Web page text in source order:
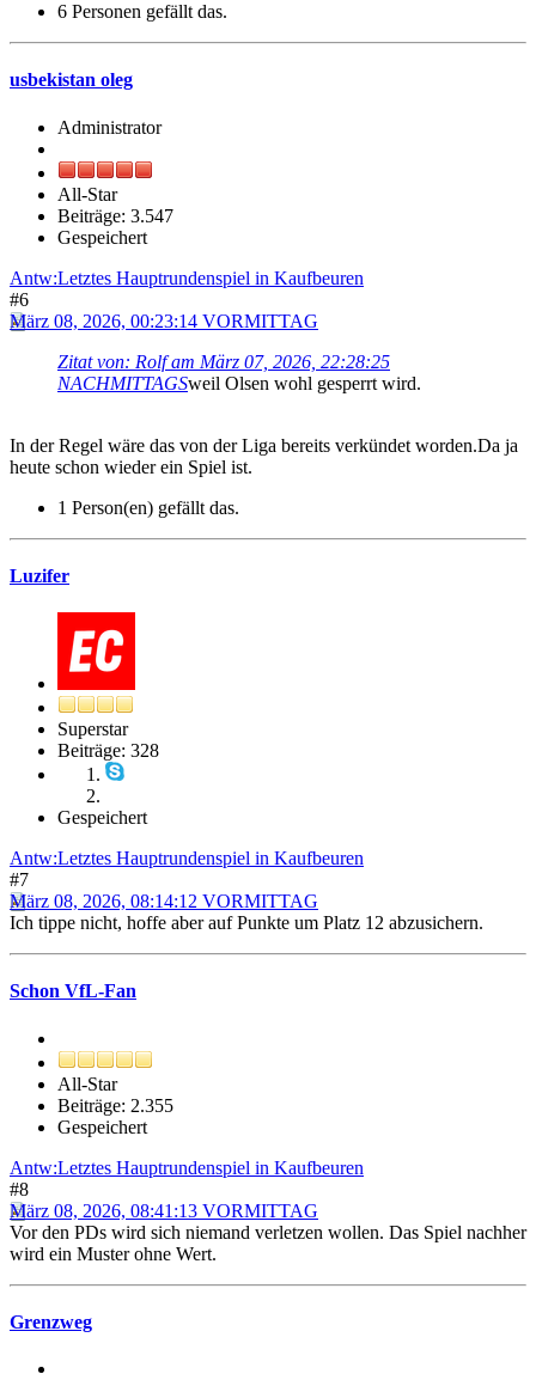
6 Personen gefällt das.
usbekistan oleg
Administrator
All-Star
Beiträge: 3.547
Gespeichert
Antw:Letztes Hauptrundenspiel in Kaufbeuren
#6
März 08, 2026, 00:23:14 VORMITTAG
Zitat von: Rolf am März 07, 2026, 22:28:25
NACHMITTAGSweil Olsen wohl gesperrt wird.
In der Regel wäre das von der Liga bereits verkündet worden.Da ja
heute schon wieder ein Spiel ist.
1 Person(en) gefällt das.
Luzifer
Superstar
Beiträge: 328
Gespeichert
Antw:Letztes Hauptrundenspiel in Kaufbeuren
#7
März 08, 2026, 08:14:12 VORMITTAG
Ich tippe nicht, hoffe aber auf Punkte um Platz 12 abzusichern.
Schon VfL-Fan
All-Star
Beiträge: 2.355
Gespeichert
Antw:Letztes Hauptrundenspiel in Kaufbeuren
#8
März 08, 2026, 08:41:13 VORMITTAG
Vor den PDs wird sich niemand verletzen wollen. Das Spiel nachher
wird ein Muster ohne Wert.
Grenzweg